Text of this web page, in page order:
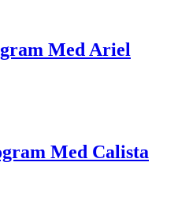
Med Ariel
Med Calista